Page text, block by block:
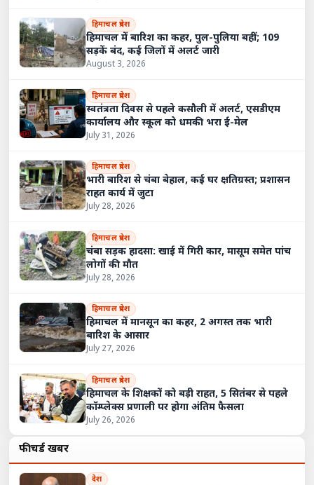
हिमाचल प्रदेश
हिमाचल में बारिश का कहर, पुल-पुलिया बहीं; 109
सड़कें बंद, कई जिलों में अलर्ट जारी
August 3, 2026
हिमाचल प्रदेश
स्वतंत्रता दिवस से पहले कसौली में अलर्ट, एसडीएम
कार्यालय और स्कूल को धमकी भरा ई-मेल
July 31, 2026
हिमाचल प्रदेश
भारी बारिश से चंबा बेहाल, कई घर क्षतिग्रस्त; प्रशासन
राहत कार्य में जुटा
July 28, 2026
हिमाचल प्रदेश
चंबा सड़क हादसा: खाई में गिरी कार, मासूम समेत पांच
लोगों की मौत
July 28, 2026
हिमाचल प्रदेश
हिमाचल में मानसून का कहर, 2 अगस्त तक भारी
बारिश के आसार
July 27, 2026
हिमाचल प्रदेश
हिमाचल के शिक्षकों को बड़ी राहत, 5 सितंबर से पहले
कॉम्प्लेक्स प्रणाली पर होगा अंतिम फैसला
July 26, 2026
फीचर्ड खबरें
देश